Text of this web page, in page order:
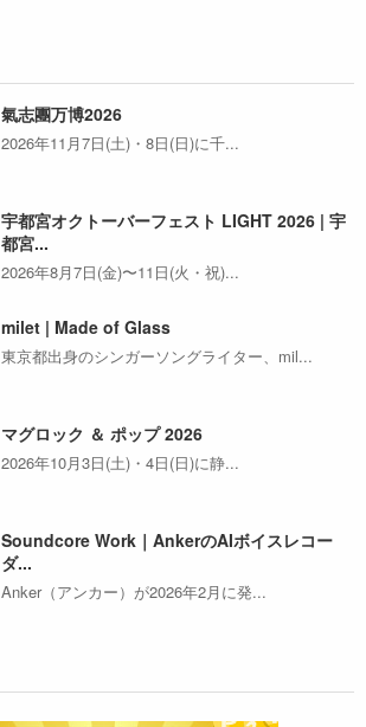
氣志團万博2026
2026年11月7日(土)・8日(日)に千...
宇都宮オクトーバーフェスト LIGHT 2026 | 宇
都宮...
2026年8月7日(金)〜11日(火・祝)...
milet | Made of Glass
東京都出身のシンガーソングライター、mil...
マグロック ＆ ポップ 2026
2026年10月3日(土)・4日(日)に静...
Soundcore Work｜AnkerのAIボイスレコー
ダ...
Anker（アンカー）が2026年2月に発...